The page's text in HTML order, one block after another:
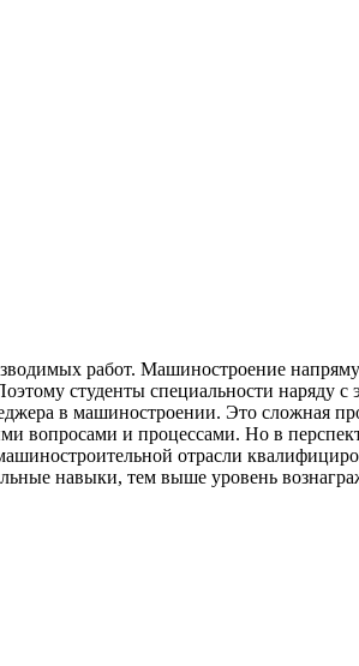
работ. Машиностроение
студенты специальности наряду
в машиностроении. Это сложная
вопросами и процессами. Но в
отрасли
навыки, тем выше уровень